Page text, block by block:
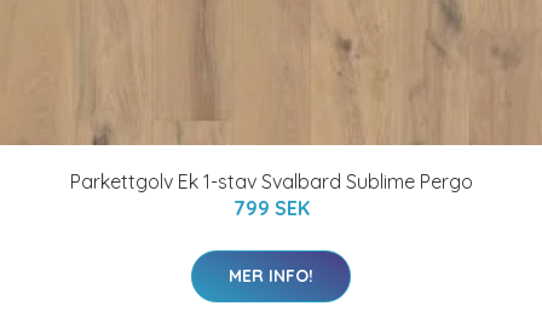
Parkettgolv Ek 1-stav Svalbard Sublime Pergo
799 SEK
MER INFO!